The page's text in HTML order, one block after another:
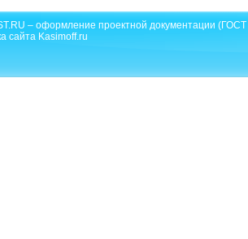
– оформление проектной документации
сайта Kasimoff.ru